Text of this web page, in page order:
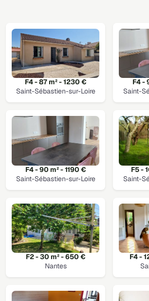
F4 - 87 m² - 1230 €
Saint-Sébastien-sur-Loire
F4 -
Saint-
F4 - 90 m² - 1190 €
Saint-Sébastien-sur-Loire
F5 -
Saint-
F2 - 30 m² - 650 €
Nantes
F4 -